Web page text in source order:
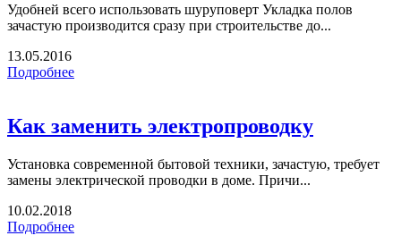
Удобней всего использовать шуруповерт Укладка полов
зачастую производится сразу при строительстве до...
13.05.2016
Подробнее
Как заменить электропроводку
Установка современной бытовой техники, зачастую, требует
замены электрической проводки в доме. Причи...
10.02.2018
Подробнее